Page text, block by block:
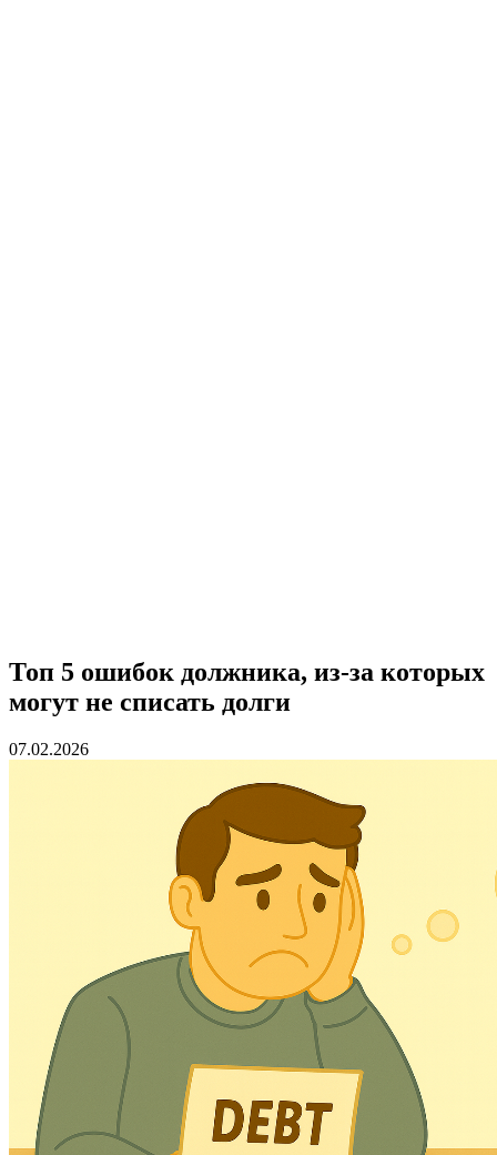
Топ 5 ошибок должника, из-за которых
могут не списать долги
07.02.2026